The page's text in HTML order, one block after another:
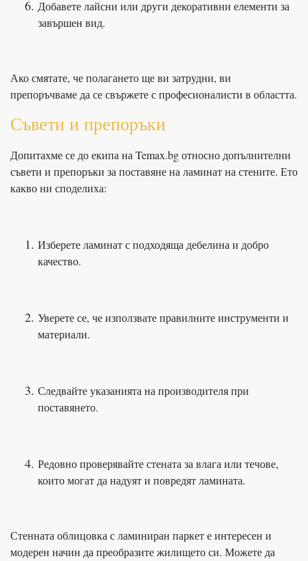
Добавете лайсни или други декоративни елементи за
завършен вид.
Ако смятате, че полагането ще ви затрудни, ви
препоръчваме да се свържете с професионалисти в областта.
Съвети и препоръки
Допитахме се до екипа на Temax.bg относно допълнителни
съвети и препоръки за поставяне на ламинат на стените. Ето
какво ни споделиха:
Изберете ламинат с подходяща дебелина и добро
качество.
Уверете се, че използвате правилните инструменти и
материали.
Следвайте указанията на производителя при
поставянето.
Редовно проверявайте стената за влага или течове,
които могат да надуят и повредят ламината.
Стенната облицовка с ламиниран паркет е интересен и
модерен начин да преобразите жилището си. Можете да